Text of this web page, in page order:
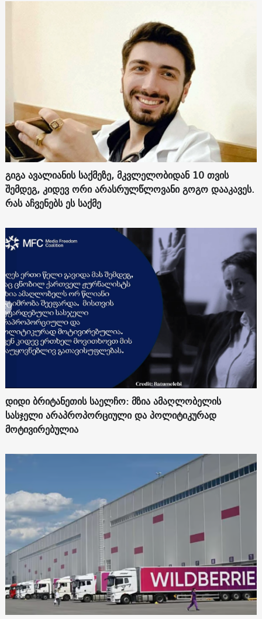
გიგა ავალიანის საქმეზე, მკვლელობიდან 10 თვის
შემდეგ, კიდევ ორი არასრულწლოვანი გოგო დააკავეს.
რას აჩვენებს ეს საქმე
დიდი ბრიტანეთის საელჩო: მზია ამაღლობელის
სასჯელი არაპროპორციული და პოლიტიკურად
მოტივირებულია